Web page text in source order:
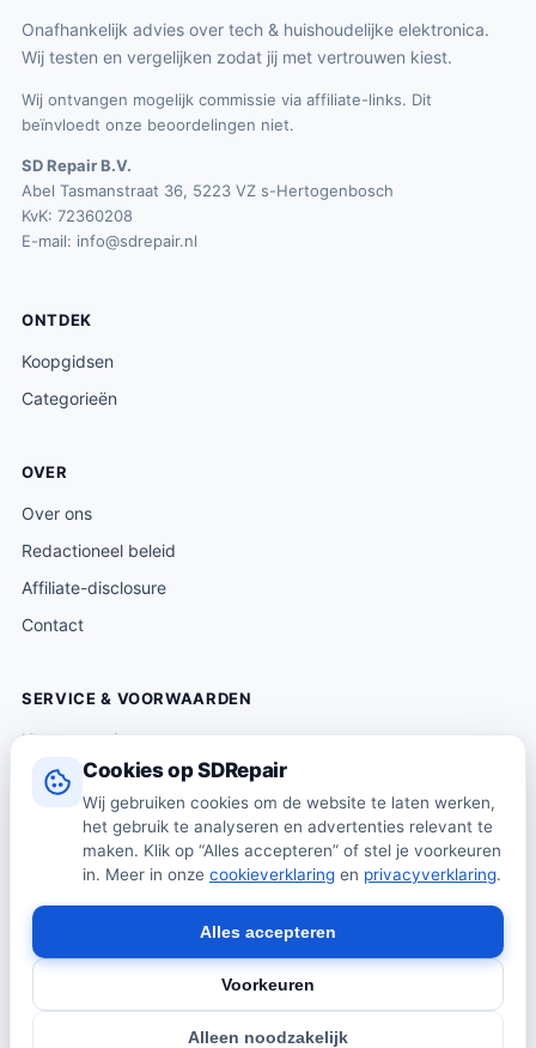
Cookies op SDRepair
Wij gebruiken cookies om de website te laten werken,
het gebruik te analyseren en advertenties relevant te
maken. Klik op “Alles accepteren” of stel je voorkeuren
in. Meer in onze cookieverklaring en privacyverklaring.
Alleen noodzakelijk
Voorkeuren
Alles accepteren
Onafhankelijk advies over tech & huishoudelijke elektronica.
Wij testen en vergelijken zodat jij met vertrouwen kiest.
Wij ontvangen mogelijk commissie via affiliate-links. Dit
beïnvloedt onze beoordelingen niet.
SD Repair B.V.
Abel Tasmanstraat 36, 5223 VZ s-Hertogenbosch
KvK: 72360208
E-mail: info@sdrepair.nl
ONTDEK
Koopgidsen
Categorieën
OVER
Over ons
Redactioneel beleid
Affiliate-disclosure
Contact
SERVICE & VOORWAARDEN
Klantenservice
Verzending & levering
Retourneren
Algemene voorwaarden